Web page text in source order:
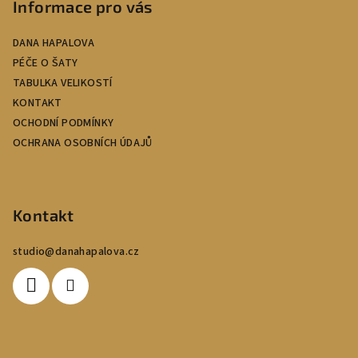
Informace pro vás
DANA HAPALOVA
PÉČE O ŠATY
TABULKA VELIKOSTÍ
KONTAKT
OCHODNÍ PODMÍNKY
OCHRANA OSOBNÍCH ÚDAJŮ
Kontakt
studio@danahapalova.cz